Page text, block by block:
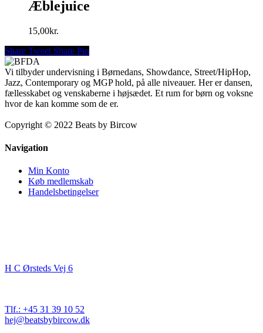
Æblejuice
15,00kr.
Share Tweet Share Pin
Vi tilbyder undervisning i Børnedans, Showdance, Street/HipHop,
Jazz, Contemporary og MGP hold, på alle niveauer. Her er dansen,
fællesskabet og venskaberne i højsædet. Et rum for børn og voksne
hvor de kan komme som de er.
Copyright © 2022 Beats by Bircow
Navigation
Min Konto
Køb medlemskab
Handelsbetingelser
H C Ørsteds Vej 6
Tlf.: +45 31 39 10 52
hej@beatsbybircow.dk